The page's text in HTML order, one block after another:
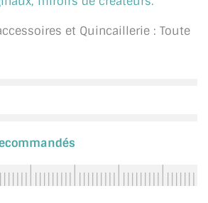
- BUC 78
et Quincaillerie : Toute